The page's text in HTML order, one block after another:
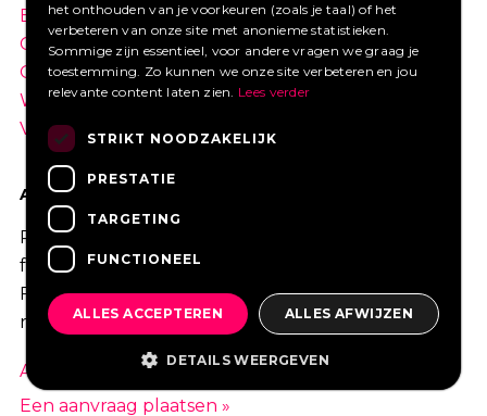
Bedrijfsfeest
Bruiloft
Contact
Inloggen
Overzicht
Meest gestelde vragen
Wij werken met
Nieuws
Vacatures
AANVRAGEN
Plaats gratis je aanvraag waarop
foodtrucks van
FoodtruckBooking.com kunnen
reageren.
Aanvragen bekijken »
Een aanvraag plaatsen »
het onthouden van je voorkeuren (zoals je taal) of het
verbeteren van onze site met anonieme statistieken.
Sommige zijn essentieel, voor andere vragen we graag je
toestemming. Zo kunnen we onze site verbeteren en jou
relevante content laten zien. Lees verder
STRIKT NOODZAKELIJK
PRESTATIE
TARGETING
FUNCTIONEEL
ALLES ACCEPTEREN ALLES AFWIJZEN
DETAILS WEERGEVEN